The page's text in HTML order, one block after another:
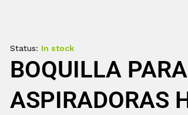
Status: In stock
BOQUILLA
ASPIRADORAS